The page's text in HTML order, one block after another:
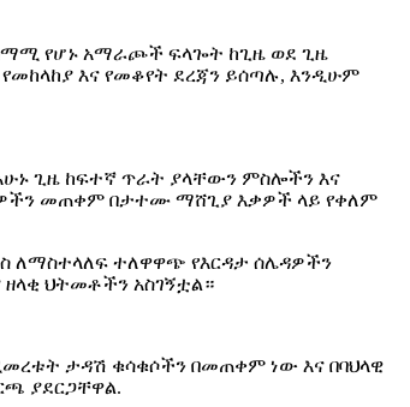
የሆኑ አማራጮች ፍላጐት ከጊዜ ወደ ጊዜ
እና የመቆየት ደረጃን ይሰጣሉ, እንዲሁም
ጊዜ ከፍተኛ ጥራት ያላቸውን ምስሎችን እና
መጠቀም በታተሙ ማሸጊያ እቃዎች ላይ የቀለም
ለማስተላለፍ ተለዋዋጭ የእርዳታ ሰሌዳዎችን
ህትመቶችን አስገኝቷል።
ታዳሽ ቁሳቁሶችን በመጠቀም ነው እና በባህላዊ
ያደርጋቸዋል.